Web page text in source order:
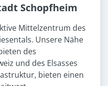
Schopfheim
Mittelzentrum des
Unsere Nähe
des
und des Elsasses
bieten einen